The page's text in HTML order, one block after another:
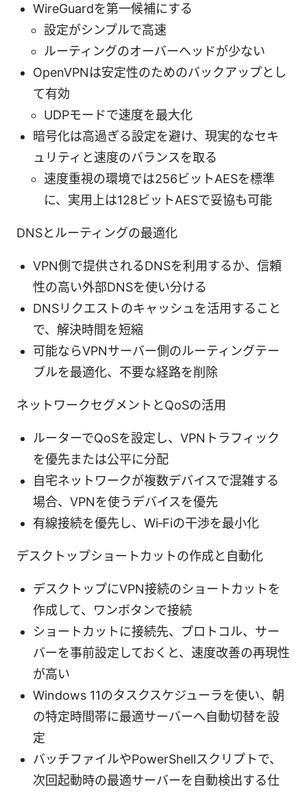
WireGuardを第一候補にする
設定がシンプルで高速
ルーティングのオーバーヘッドが少ない
OpenVPNは安定性のためのバックアップとし
て有効
UDPモードで速度を最大化
暗号化は高過ぎる設定を避け、現実的なセキ
ュリティと速度のバランスを取る
速度重視の環境では256ビットAESを標準
に、実用上は128ビットAESで妥協も可能
DNSとルーティングの最適化
VPN側で提供されるDNSを利用するか、信頼
性の高い外部DNSを使い分ける
DNSリクエストのキャッシュを活用すること
で、解決時間を短縮
可能ならVPNサーバー側のルーティングテー
ブルを最適化、不要な経路を削除
ネットワークセグメントとQoSの活用
ルーターでQoSを設定し、VPNトラフィック
を優先または公平に分配
自宅ネットワークが複数デバイスで混雑する
場合、VPNを使うデバイスを優先
有線接続を優先し、Wi‑Fiの干渉を最小化
デスクトップショートカットの作成と自動化
デスクトップにVPN接続のショートカットを
作成して、ワンボタンで接続
ショートカットに接続先、プロトコル、サー
バーを事前設定しておくと、速度改善の再現性
が高い
Windows 11のタスクスケジューラを使い、朝
の特定時間帯に最適サーバーへ自動切替を設
定
バッチファイルやPowerShellスクリプトで、
次回起動時の最適サーバーを自動検出する仕